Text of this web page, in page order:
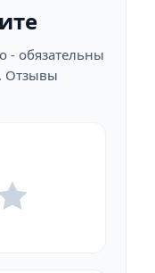
- обязательны
Отзывы